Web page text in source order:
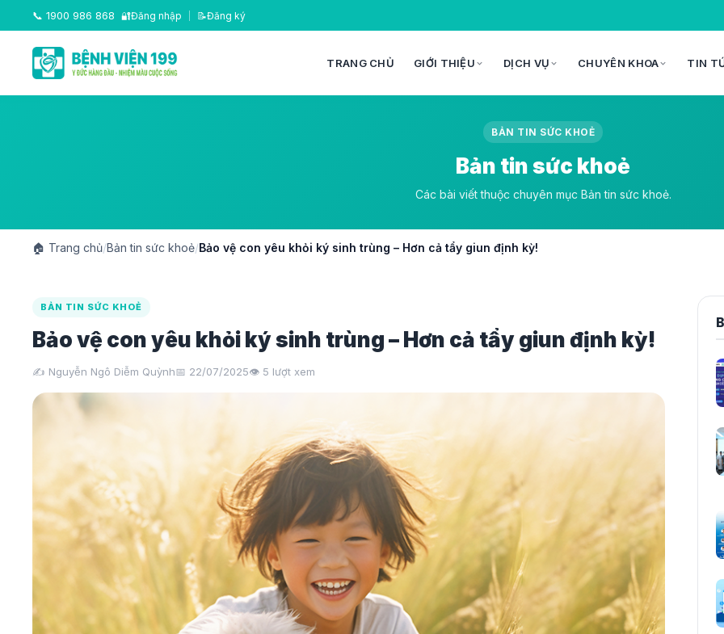
📞 1900 986 868 🔐Đăng nhập 📝Đăng ký
TRANG CHỦ GIỚI THIỆU DỊCH VỤ CHUYÊN KHOA TIN
BẢN TIN SỨC KHOẺ
Bản tin sức khoẻ
Các bài viết thuộc chuyên mục Bản tin sức khoẻ.
🏠 Trang chủ/Bản tin sức khoẻ/Bảo vệ con yêu khỏi ký sinh trùng – Hơn cả tẩy giun định kỳ!
BẢN TIN SỨC KHOẺ
Bảo vệ con yêu khỏi ký sinh trùng – Hơn cả tẩy giun định kỳ!
✍️ Nguyễn Ngô Diễm Quỳnh📅 22/07/2025👁️ 5 lượt xem